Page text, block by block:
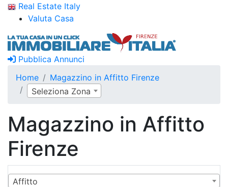
Real Estate Italy
Valuta Casa
Pubblica Annunci
Home
Magazzino in Affitto Firenze
Seleziona Zona
Magazzino in Affitto
Firenze
Affitto